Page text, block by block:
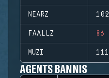
NEARZ 102
FAALLZ 86
MUZI 111
AGENTS BANNIS